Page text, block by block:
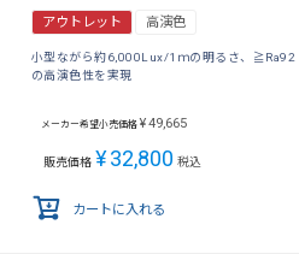
アウトレット 高演色
小型ながら約6,000Lux/1ｍの明るさ、≧Ra92
の高演色性を実現
メーカー希望小売価格 ¥49,665
販売価格 ¥32,800 税込
カートに入れる